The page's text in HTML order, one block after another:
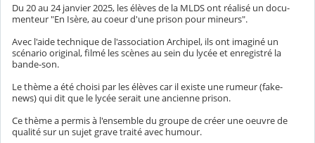
Du 20 au 24 janvier 2025, les élèves de la MLDS ont réalisé un docu-
menteur "En Isère, au coeur d'une prison pour mineurs".
Avec l'aide technique de l'association Archipel, ils ont imaginé un
scénario original, filmé les scènes au sein du lycée et enregistré la
bande-son.
Le thème a été choisi par les élèves car il existe une rumeur (fake-
news) qui dit que le lycée serait une ancienne prison.
Ce thème a permis à l'ensemble du groupe de créer une oeuvre de
qualité sur un sujet grave traité avec humour.